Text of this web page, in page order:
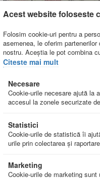
microni, şipci)
Acest website foloseste
Folosim cookie-uri pentru a
asemenea, le oferim
nostru. Aceștia le pot combina
Citeste mai mult
Necesare
Cookie-urile necesare ajută la
accesul la zonele securizate
Statistici
Cookie-urile de statistică îi
urile prin colectarea şi
Marketing
Cookie-urile de marketing